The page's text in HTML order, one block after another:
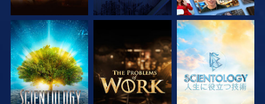
シリーズを探求 シリーズを探求 シリーズを探求